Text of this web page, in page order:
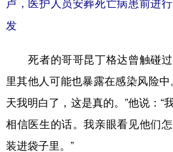
卢，医护人员安葬死亡病患前进
发
死者的哥哥昆丁格达曾触碰过
里其他人可能也暴露在感染风险中
天我明白了，这是真的。”他说：“
相信医生的话。我亲眼看见他们
装进袋子里。”